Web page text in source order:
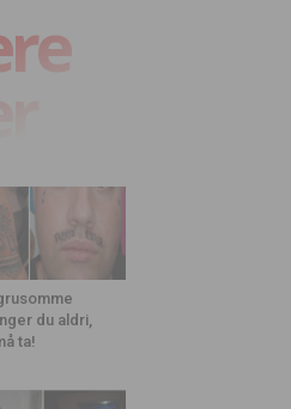
du aldri,
ta!